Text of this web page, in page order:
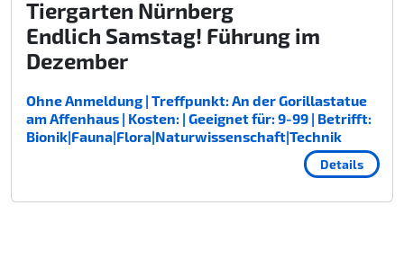
Tiergarten Nürnberg
Endlich Samstag! Führung im
Dezember
Ohne Anmeldung | Treffpunkt: An der Gorillastatue
am Affenhaus | Kosten: | Geeignet für: 9-99 | Betrifft:
Bionik|Fauna|Flora|Naturwissenschaft|Technik
Details